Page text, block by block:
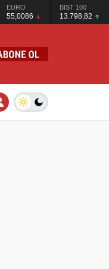
EURO
55,0086
BIST 100
13.798,82